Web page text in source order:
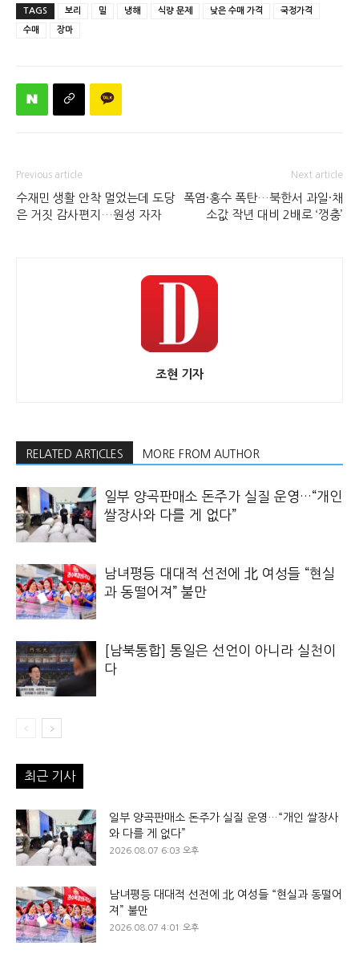
TAGS 보리 밀 냉해 식량 문제 낮은 수매 가격 국정가격
수매 장마
Previous article
수재민 생활 안착 멀었는데 도당
은 거짓 감사편지…원성 자자
Next article
폭염·홍수 폭탄…북한서 과일·채
소값 작년 대비 2배로 ‘껑충’
조현 기자
RELATED ARTICLES MORE FROM AUTHOR
일부 양곡판매소 돈주가 실질 운영…“개인
쌀장사와 다를 게 없다”
남녀평등 대대적 선전에 北 여성들 “현실
과 동떨어져” 불만
[남북통합] 통일은 선언이 아니라 실천이
다
최근 기사
일부 양곡판매소 돈주가 실질 운영…“개인 쌀장사
와 다를 게 없다”
2026.08.07 6:03 오후
남녀평등 대대적 선전에 北 여성들 “현실과 동떨어
져” 불만
2026.08.07 4:01 오후